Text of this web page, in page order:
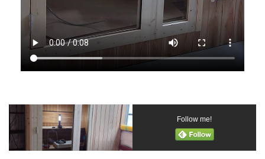
Follow me!